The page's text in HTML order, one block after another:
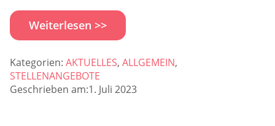
Weiterlesen >>
Kategorien: AKTUELLES, ALLGEMEIN,
STELLENANGEBOTE
Geschrieben am:1. Juli 2023